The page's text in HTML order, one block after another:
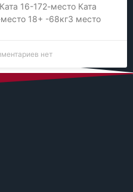
16-172-место Ката
18+ -68кг3 место
нет